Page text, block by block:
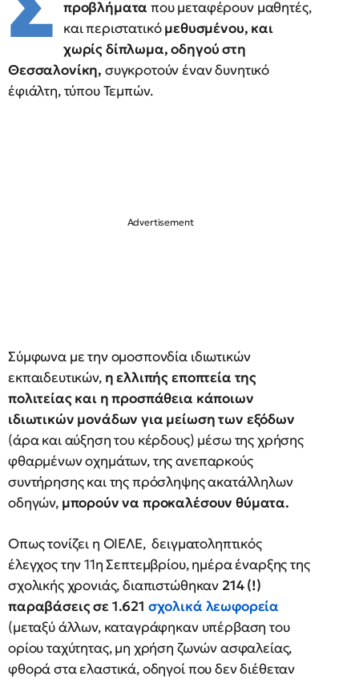
προβλήματα που μεταφέρουν μαθητές,
και περιστατικόμεθυσμένου, και
χωρίς δίπλωμα, οδηγού στη
Θεσσαλονίκη, συγκροτούν έναν δυνητικό
έφιάλτη, τύπου Τεμπών.
Σύμφωνα με την ομοσπονδία ιδιωτικών
εκπαιδευτικών, η ελλιπής εποπτεία της
πολιτείας και η προσπάθεια κάποιων
ιδιωτικών μονάδων για μείωση των εξόδων
(άρα και αύξηση του κέρδους) μέσω της χρήσης
φθαρμένων οχημάτων, της ανεπαρκούς
συντήρησης και της πρόσληψης ακατάλληλων
οδηγών, μπορούν να προκαλέσουν θύματα.
Οπως τονίζει η ΟΙΕΛΕ, δειγματοληπτικός
έλεγχος την 11η Σεπτεμβρίου, ημέρα έναρξης της
σχολικής χρονιάς, διαπιστώθηκαν 214 (!)
παραβάσεις σε 1.621 σχολικά λεωφορεία
(μεταξύ άλλων, καταγράφηκαν υπέρβαση του
ορίου ταχύτητας, μη χρήση ζωνών ασφαλείας,
φθορά στα ελαστικά, οδηγοί που δεν διέθεταν